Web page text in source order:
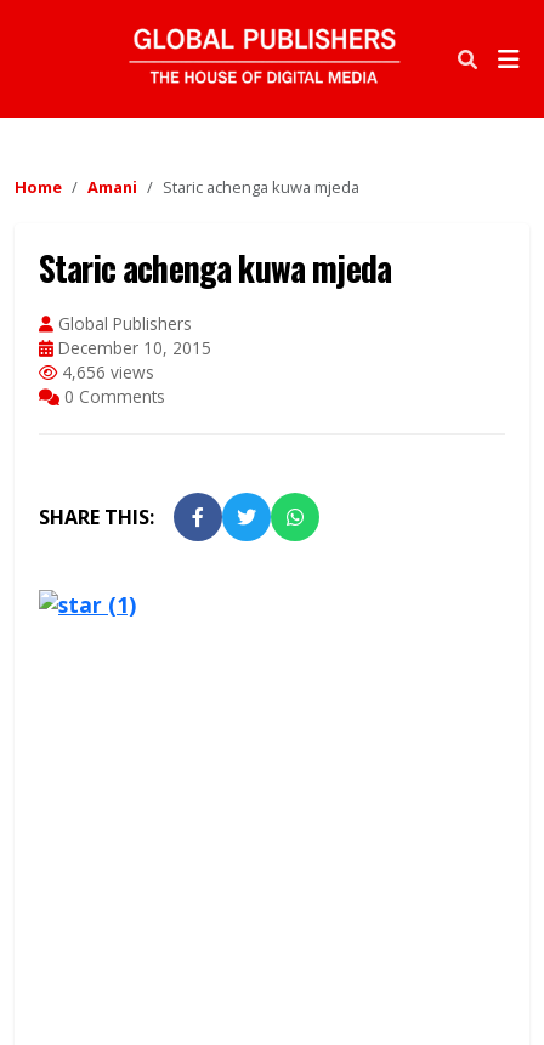
Home Amani Staric achenga kuwa mjeda
Staric achenga kuwa mjeda
Global Publishers
December 10, 2015
4,656 views
0 Comments
SHARE THIS: